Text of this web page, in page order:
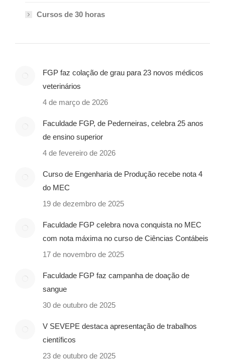
Cursos de 30 horas
FGP faz colação de grau para 23 novos médicos
veterinários
4 de março de 2026
Faculdade FGP, de Pederneiras, celebra 25 anos
de ensino superior
4 de fevereiro de 2026
Curso de Engenharia de Produção recebe nota 4
do MEC
19 de dezembro de 2025
Faculdade FGP celebra nova conquista no MEC
com nota máxima no curso de Ciências Contábeis
17 de novembro de 2025
Faculdade FGP faz campanha de doação de
sangue
30 de outubro de 2025
V SEVEPE destaca apresentação de trabalhos
científicos
23 de outubro de 2025